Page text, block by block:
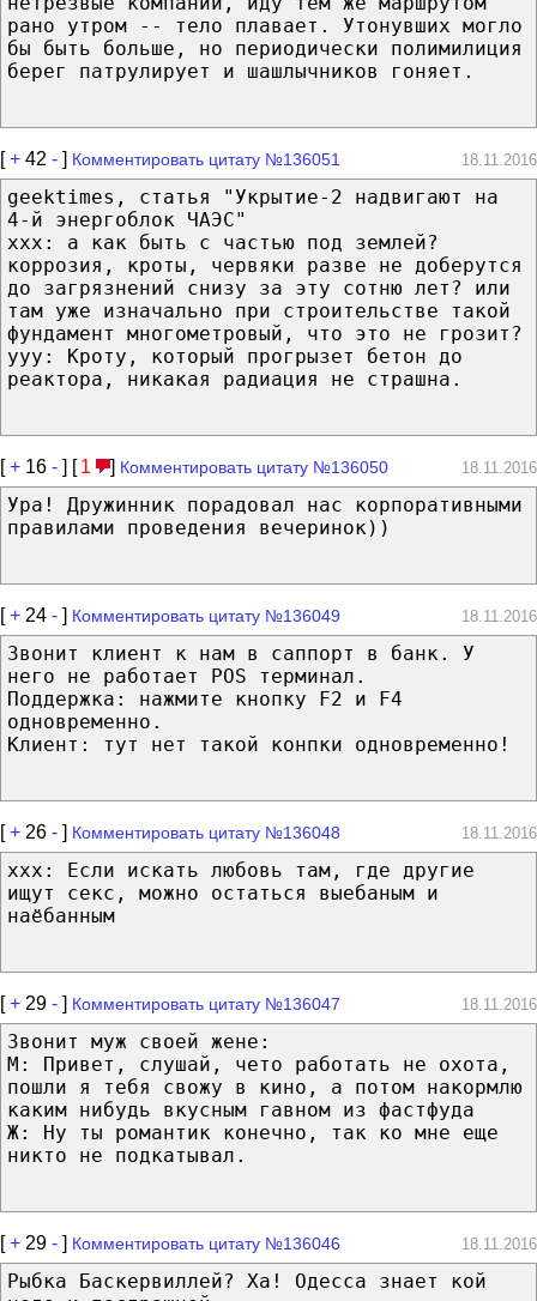
рано утром -- тело плавает. Утонувших могло
бы быть больше, но периодически полимилиция
берег патрулирует и шашлычников гоняет.
[+ 42 - ] Комментировать цитату №136051 18.11.2016
geektimes, статья "Укрытие-2 надвигают на
4-й энергоблок ЧАЭС"
xxx: а как быть с частью под землей?
коррозия, кроты, червяки разве не доберутся
до загрязнений снизу за эту сотню лет? или
там уже изначально при строительстве такой
фундамент многометровый, что это не грозит?
yyy: Кроту, который прогрызет бетон до
реактора, никакая радиация не страшна.
[+ 16 - ] [ 1 ] Комментировать цитату №136050 18.11.2016
Ура! Дружинник порадовал нас корпоративными
правилами проведения вечеринок))
[+ 24 - ] Комментировать цитату №136049 18.11.2016
Звонит клиент к нам в саппорт в банк. У
него не работает POS терминал.
Поддержка: нажмите кнопку F2 и F4
одновременно.
Клиент: тут нет такой конпки одновременно!
[+ 26 - ] Комментировать цитату №136048 18.11.2016
xxx: Если искать любовь там, где другие
ищут секс, можно остаться выебаным и
наёбанным
[+ 29 - ] Комментировать цитату №136047 18.11.2016
Звонит муж своей жене:
М: Привет, слушай, чето работать не охота,
пошли я тебя свожу в кино, а потом накормлю
каким нибудь вкусным гавном из фастфуда
Ж: Ну ты романтик конечно, так ко мне еще
никто не подкатывал.
[+ 29 - ] Комментировать цитату №136046 18.11.2016
Рыбка Баскервиллей? Ха! Одесса знает кой